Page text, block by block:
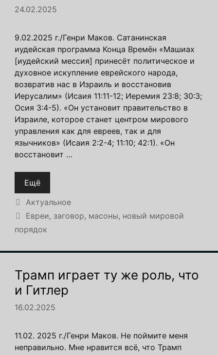
24.02.2025
9.02.2025 г./Генри Маков. Сатанинская
иудейская программа Конца Времён «Машиах
[иудейский мессия] принесёт политическое и
духовное искупление еврейского народа,
возвратив нас в Израиль и восстановив
Иерусалим» (Исаия 11:11-12; Иеремия 23:8; 30:3;
Осия 3:4-5). «Он установит правительство в
Израиле, которое станет центром мирового
управления как для евреев, так и для
язычников» (Исаия 2:2-4; 11:10; 42:1). «Он
восстановит …
Ещё
Рубрики
Актуальное
Метки
Евреи, заговор, масоны, новый мировой
порядок
Трамп играет ту же роль, что
и Гитлер
16.02.2025
11.02. 2025 г./Генри Маков. Не поймите меня
неправильно. Мне нравится всё, что Трамп